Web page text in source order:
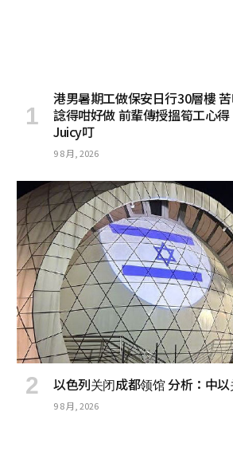
港男暑期工做保安日行30層樓
諗得咁好做 前輩傳授搵筍工心得
Juicy叮
9 8 月, 2026
以色列关闭成都领馆 分析：中
9 8 月, 2026